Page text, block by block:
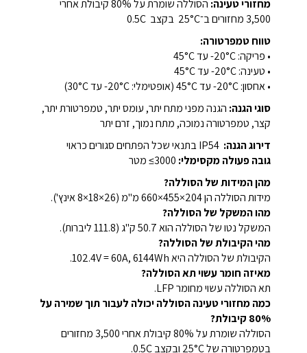
מחזורי טעינה:
הסוללה שומרת על ‎80%‎ קיבולת אחרי
‎3,500‎ מחזורים ב־‎25°C‎ בקצב ‎0.5C
טווח טמפרטורה:
• פריקה: ‎-20°C‎ עד ‎45°C‎
• טעינה: ‎-20°C‎ עד ‎45°C‎
• אחסון: ‎-20°C‎ עד ‎45°C‎ (אופטימלי: ‎-20°C‎ עד ‎30°C‎)
סוגי הגנה: הגנה מפני מתח יתר, עומס יתר, טמפרטורת יתר,
קצר, טמפרטורה נמוכה, מתח נמוך, זרם יתר
דירוג הגנה:
גובה פעולה מקסימלי:
מהן המידות של הסוללה?
מידות הסוללה הן ‎660×455×204 מ"מ (26×18×8 אינץ').
מהו המשקל של הסוללה?
המשקל נטו של הסוללה הוא ‎50.7 ק"ג (111.8 ליברות).
מהי הקיבולת של הסוללה?
הקיבולת של הסוללה היא ‎102.4V = 60A, ‎6144Wh‎.
מאיזה חומר עשוי תא הסוללה?
תא הסוללה עשוי מחומר LFP.
כמה מחזורי טעינה הסוללה יכולה לעבור תוך שמירה על
80% קיבולת?
הסוללה שומרת על ‎80%‎ קיבולת אחרי ‎3,500‎ מחזורים
בטמפרטורה של ‎25°C‎ ובקצב ‎0.5C.